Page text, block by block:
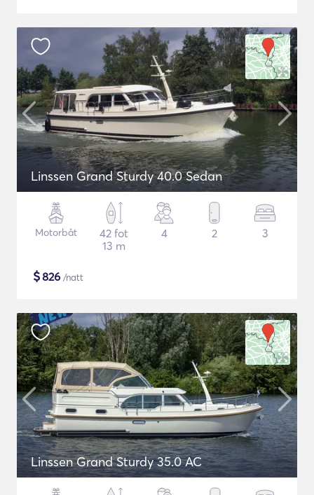
Linssen Grand Sturdy 40.0 Sedan
Motorbåt
42 fot
13 m
4 2 3
$826 /natt
Linssen Grand Sturdy 35.0 AC